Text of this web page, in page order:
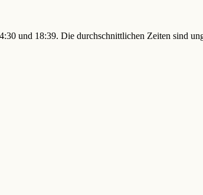
und 18:39. Die durchschnittlichen Zeiten sind